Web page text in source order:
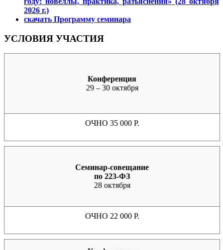
2026 г.)
скачать Программу семинара
УСЛОВИЯ УЧАСТИЯ
Конференция
29 – 30 октября
ОЧНО 35 000 Р.
Семинар-совещание
по 223-ФЗ
28 октября
ОЧНО 22 000 Р.